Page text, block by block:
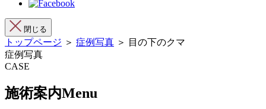
閉じる
トップページ ＞ 症例写真 ＞ 目の下のクマ
症例写真
CASE
施術案内Menu